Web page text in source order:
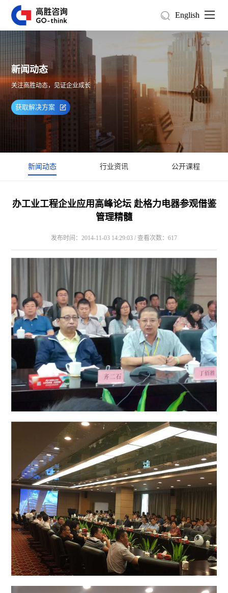
English
新闻动态
关注高胜动态，见证企业成长
获取解决方案
新闻动态 行业资讯 公开课程
办工业工程企业应用高峰论坛 赴格力电器参观借鉴
管理精髓
发布时间：2014-11-03 14:29:03 / 查看次数：617